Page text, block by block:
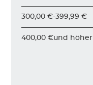
300,00 €-399,99 €
400,00 €und höher